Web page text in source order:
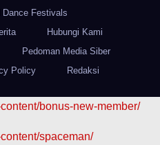
Dance Festivals
Hubungi Kami
Pedoman Media Siber
Policy Redaksi
bonus-new-member/
spaceman/